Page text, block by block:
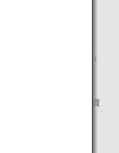
根源には、「人の心」が
知られる3R（Reduce：
し使うこと、Recycle：資
も優先すべきは
これに「Respect（敬
が重要です。